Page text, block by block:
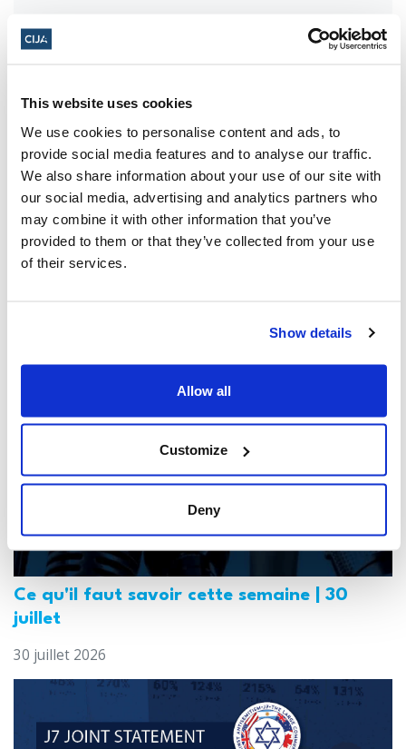
This website uses cookies
We use cookies to personalise content and ads, to
provide social media features and to analyse our traffic.
We also share information about your use of our site with
our social media, advertising and analytics partners who
may combine it with other information that you’ve
provided to them or that they’ve collected from your use
of their services.
Show details
Allow all
Customize
Deny
Le Centre consultatif des relations
juives et israéliennes est l'agence de
représentation de Fédérations juives du
Canada -UIA, représentant Fédérations
juives tout le Canada.
Vous pourriez également être intéressé
Ce qu'il faut savoir cette semaine | 30
juillet
30 juillet 2026